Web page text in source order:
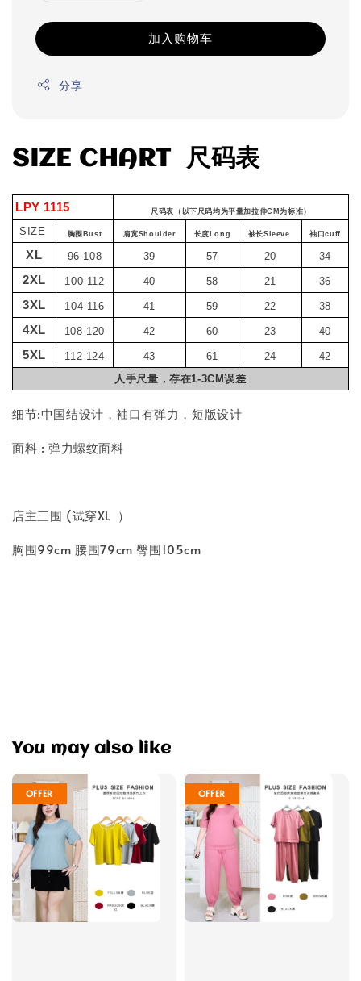
加入购物车
分享
SIZE CHART 尺码表
LPY 1115 尺码表（以下尺码均为平量加拉伸CM为标准）
SIZE 胸围Bust 肩宽Shoulder 长度Long 袖长Sleeve 袖口cuff
XL 96-108 39 57 20 34
2XL 100-112 40 58 21 36
3XL 104-116 41 59 22 38
4XL 108-120 42 60 23 40
5XL 112-124 43 61 24
42
人手尺量，存在1-3CM误差
细节:中国结设计，袖口有弹力，短版设计
面料 : 弹力螺纹面料
店主三围 (试穿XL ）
胸围99cm 腰围79cm 臀围105cm
You may also like
OFFER OFFER